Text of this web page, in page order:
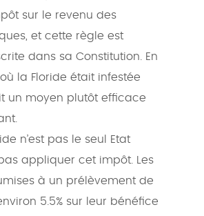
sur le revenu des
et cette règle est
dans sa Constitution. En
la Floride était infestée
un moyen plutôt efficace
n’est pas le seul Etat
appliquer cet impôt. Les
à un prélèvement de
5.5% sur leur bénéfice